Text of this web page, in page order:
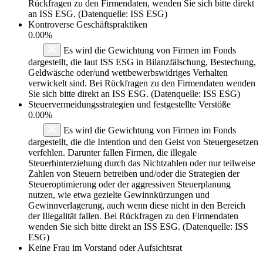
Rückfragen zu den Firmendaten, wenden Sie sich bitte direkt
an ISS ESG. (Datenquelle: ISS ESG)
Kontroverse Geschäftspraktiken
0.00%
Es wird die Gewichtung von Firmen im Fonds
dargestellt, die laut ISS ESG in Bilanzfälschung, Bestechung,
Geldwäsche oder/und wettbewerbswidriges Verhalten
verwickelt sind. Bei Rückfragen zu den Firmendaten wenden
Sie sich bitte direkt an ISS ESG. (Datenquelle: ISS ESG)
Steuervermeidungsstrategien und festgestellte Verstöße
0.00%
Es wird die Gewichtung von Firmen im Fonds
dargestellt, die die Intention und den Geist von Steuergesetzen
verfehlen. Darunter fallen Firmen, die illegale
Steuerhinterziehung durch das Nichtzahlen oder nur teilweise
Zahlen von Steuern betreiben und/oder die Strategien der
Steueroptimierung oder der aggressiven Steuerplanung
nutzen, wie etwa gezielte Gewinnkürzungen und
Gewinnverlagerung, auch wenn diese nicht in den Bereich
der Illegalität fallen. Bei Rückfragen zu den Firmendaten
wenden Sie sich bitte direkt an ISS ESG. (Datenquelle: ISS
ESG)
Keine Frau im Vorstand oder Aufsichtsrat